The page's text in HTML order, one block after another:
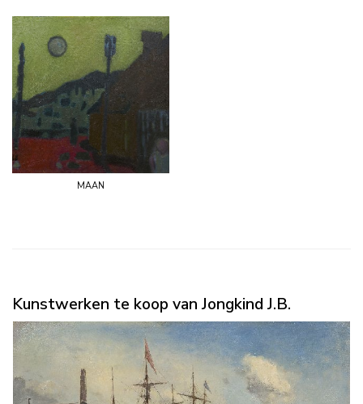
maan
Kunstwerken te koop van Jongkind J.B.